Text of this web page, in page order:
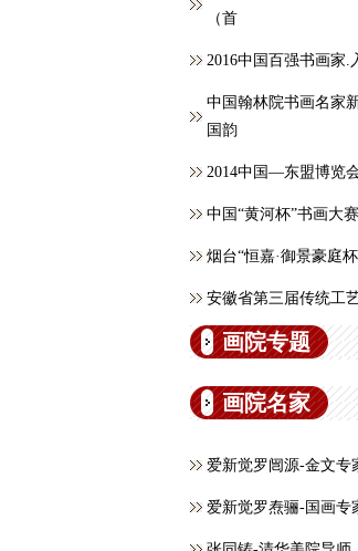
（首
2016中国百强书画家.
中国翰林院书画名家
国韵
2014中国—东盟博览
中国“黄河杯”书画大
烟台“恒嘉·御景豪庭
安徽省第三届传统工
画院专题
画院名家
爱新觉罗闿源-金文专
爱新觉罗焘骊-国画专